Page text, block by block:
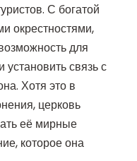
С богатой
окрестностями,
для
связь с
Хотя это в
церковь
её мирные
которое она